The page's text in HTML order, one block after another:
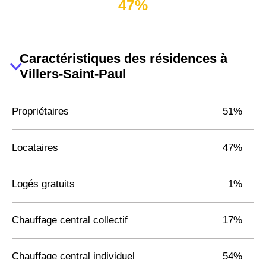
47%
Caractéristiques des résidences à
Villers-Saint-Paul
Propriétaires 51%
Locataires 47%
Logés gratuits 1%
Chauffage central collectif 17%
Chauffage central individuel 54%